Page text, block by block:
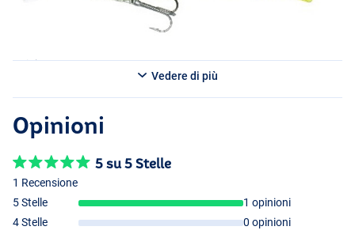
Pike
Rainbow Trout
Vedere di più
Opinioni
5 su 5 Stelle
1 Recensione
5 Stelle
1 opinioni
4 Stelle
0 opinioni